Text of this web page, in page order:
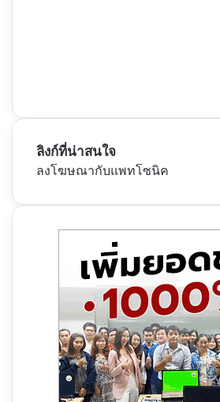
ลิงก์ที่น่าสนใจ
ลงโฆษณากับแพทโซนิค